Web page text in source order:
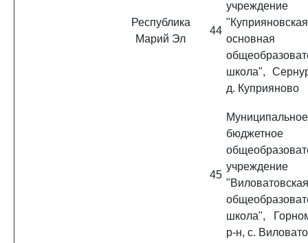
Республика
Марий Эл
44
учреждение
"Куприяновская
основная
школа",
д. Куприяново
45
Муниципальное
бюджетное
учреждение
школа",
р-н, с.